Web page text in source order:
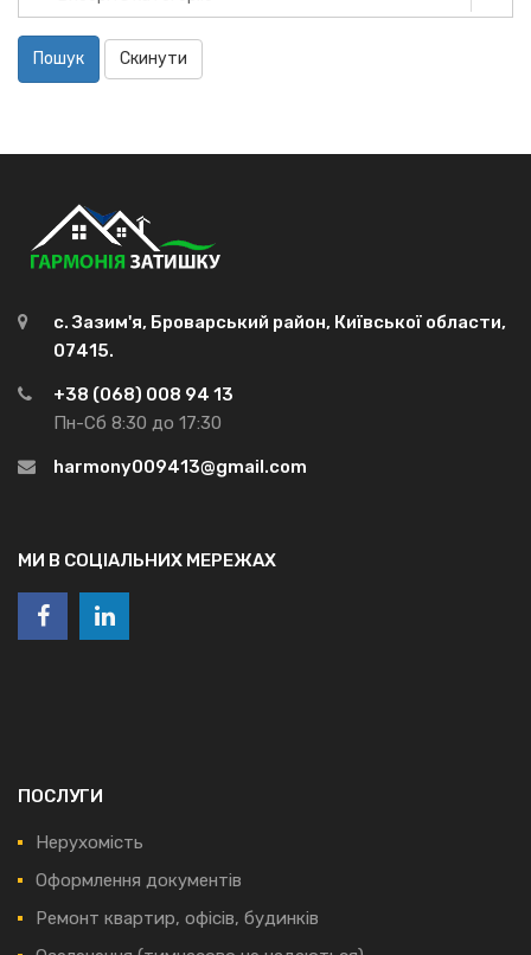
Пошук Скинути
с. Зазим'я, Броварський район, Київської области,
07415.
+38 (068) 008 94 13
Пн-Сб 8:30 до 17:30
harmony009413@gmail.com
МИ В СОЦІАЛЬНИХ МЕРЕЖАХ
ПОСЛУГИ
Нерухомість
Оформлення документів
Ремонт квартир, офісів, будинків